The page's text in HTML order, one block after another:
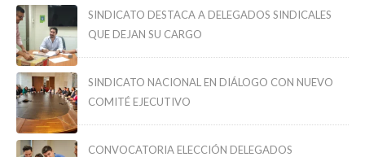
SINDICATO DESTACA A DELEGADOS SINDICALES
QUE DEJAN SU CARGO
SINDICATO NACIONAL EN DIÁLOGO CON NUEVO
COMITÉ EJECUTIVO
CONVOCATORIA ELECCIÓN DELEGADOS